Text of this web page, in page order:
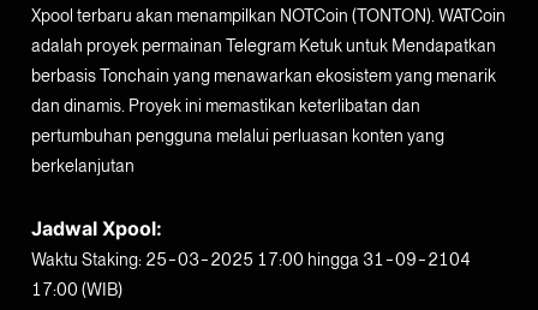
Xpool terbaru akan menampilkan NOTCoin (TONTON). WATCoin
adalah proyek permainan Telegram Ketuk untuk Mendapatkan
berbasis Tonchain yang menawarkan ekosistem yang menarik
dan dinamis. Proyek ini memastikan keterlibatan dan
pertumbuhan pengguna melalui perluasan konten yang
berkelanjutan
Jadwal Xpool:
Waktu Staking: 25-03-2025 17:00 hingga 31-09-2104
17:00 (WIB)